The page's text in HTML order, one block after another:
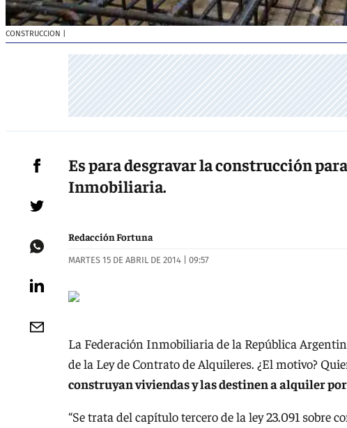
CONSTRUCCION
Es para desgravar la construcción
Inmobiliaria.
Redacción Fortuna
MARTES 15 DE ABRIL DE 2014 | 09:57
La Federación Inmobiliaria de la República
de la Ley de Contrato de Alquileres. ¿El motivo?
construyan viviendas y las destinen a alquiler
“Se trata del capítulo tercero de la ley 23.091 sobre